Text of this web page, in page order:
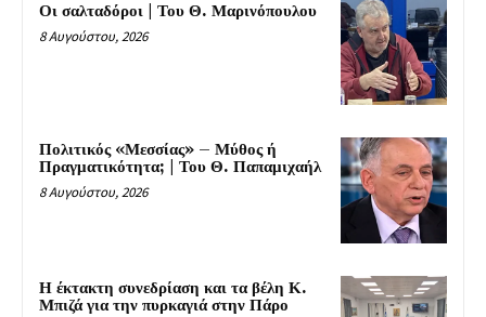
Οι σαλταδόροι | Του Θ. Μαρινόπουλου
8 Αυγούστου, 2026
Πολιτικός «Μεσσίας» – Μύθος ή
Πραγματικότητα; | Του Θ. Παπαμιχαήλ
8 Αυγούστου, 2026
Η έκτακτη συνεδρίαση και τα βέλη Κ.
Μπιζά για την πυρκαγιά στην Πάρο